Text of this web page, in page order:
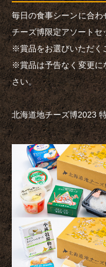
毎日の食事シーンに合
チーズ博限定アソートセ
※賞品をお選びいただく
※賞品は予告なく変更に
さい。
北海道地チーズ博2023